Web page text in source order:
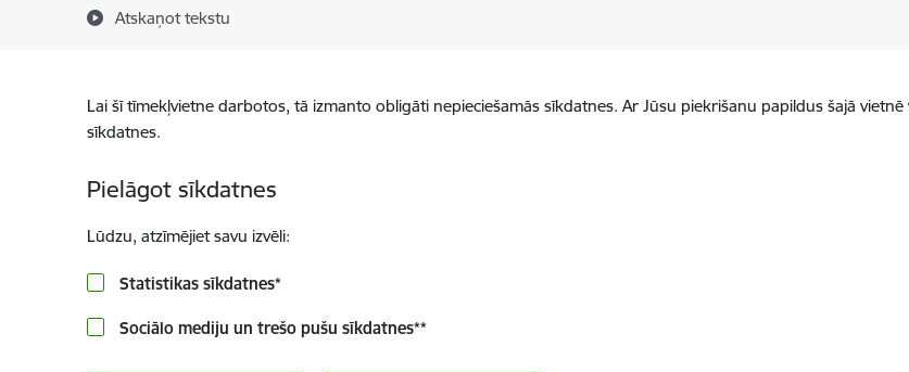
Atskaņot tekstu
Lai šī tīmekļvietne darbotos, tā izmanto obligāti nepieciešamās sīkdatnes. Ar Jūsu piekrišanu papildus šajā
sīkdatnes.
Pielāgot sīkdatnes
Lūdzu, atzīmējiet savu izvēli:
Statistikas sīkdatnes*
Sociālo mediju un trešo pušu sīkdatnes**